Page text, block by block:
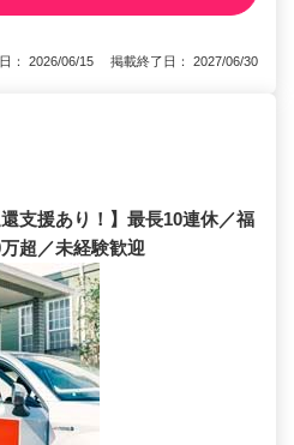
： 2026/06/15 掲載終了日： 2027/06/30
支援あり！】最長10連休／福
超／未経験歓迎